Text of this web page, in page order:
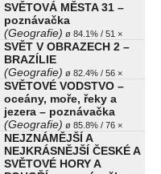
SVĚTOVÁ MĚSTA 31 –
poznávačka
(Geografie) ø 84.1% / 51 ×
SVĚT V OBRAZECH 2 –
BRAZÍLIE
(Geografie) ø 82.4% / 56 ×
SVĚTOVÉ VODSTVO –
oceány, moře, řeky a
jezera – poznávačka
(Geografie) ø 85.8% / 76 ×
NEJZNÁMĚJŠÍ A
NEJKRÁSNĚJŠÍ ČESKÉ A
SVĚTOVÉ HORY A